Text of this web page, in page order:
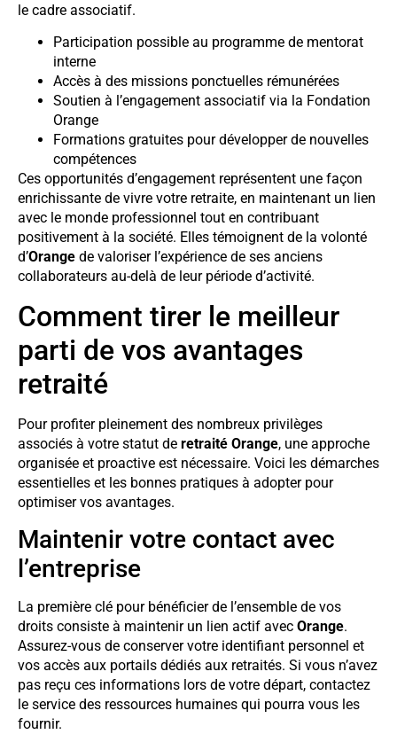
le cadre associatif.
Participation possible au programme de mentorat
interne
Accès à des missions ponctuelles rémunérées
Soutien à l’engagement associatif via la Fondation
Orange
Formations gratuites pour développer de nouvelles
compétences
Ces opportunités d’engagement représentent une façon
enrichissante de vivre votre retraite, en maintenant un lien
avec le monde professionnel tout en contribuant
positivement à la société. Elles témoignent de la volonté
d’Orange de valoriser l’expérience de ses anciens
collaborateurs au-delà de leur période d’activité.
Comment tirer le meilleur
parti de vos avantages
retraité
Pour profiter pleinement des nombreux privilèges
associés à votre statut de retraité Orange, une approche
organisée et proactive est nécessaire. Voici les démarches
essentielles et les bonnes pratiques à adopter pour
optimiser vos avantages.
Maintenir votre contact avec
l’entreprise
La première clé pour bénéficier de l’ensemble de vos
droits consiste à maintenir un lien actif avec Orange.
Assurez-vous de conserver votre identifiant personnel et
vos accès aux portails dédiés aux retraités. Si vous n’avez
pas reçu ces informations lors de votre départ, contactez
le service des ressources humaines qui pourra vous les
fournir.